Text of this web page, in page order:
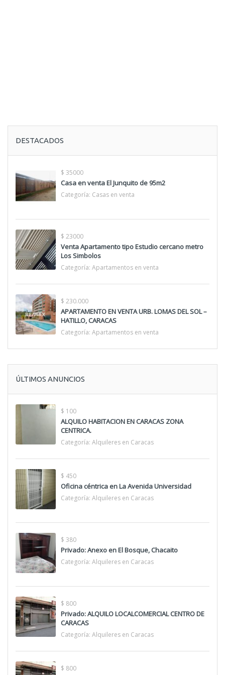
DESTACADOS
$ 35000
Casa en venta El Junquito de 95m2
Categoría: Casas en venta
$ 23000
Venta Apartamento tipo Estudio cercano metro
Los Simbolos
Categoría: Apartamentos en venta
$ 230.000
APARTAMENTO EN VENTA URB. LOMAS DEL SOL –
HATILLO, CARACAS
Categoría: Apartamentos en venta
ÚLTIMOS ANUNCIOS
$ 100
ALQUILO HABITACION EN CARACAS ZONA
CENTRICA.
Categoría: Alquileres en Caracas
$ 450
Oficina céntrica en La Avenida Universidad
Categoría: Alquileres en Caracas
$ 380
Privado: Anexo en El Bosque, Chacaito
Categoría: Alquileres en Caracas
$ 800
Privado: ALQUILO LOCALCOMERCIAL CENTRO DE
CARACAS
Categoría: Alquileres en Caracas
$ 800